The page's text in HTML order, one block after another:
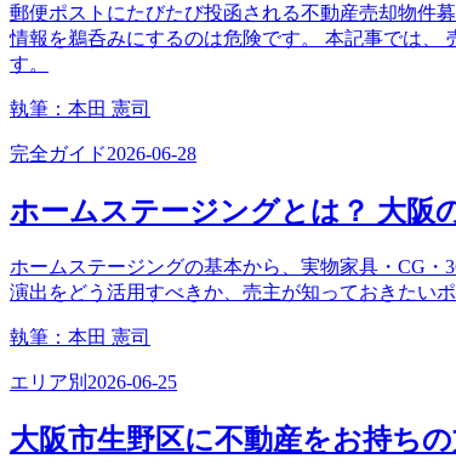
郵便ポストにたびたび投函される不動産売却物件
情報を鵜呑みにするのは危険です。 本記事では、
す。
執筆： 本田 憲司
完全ガイド2026-06-28
ホームステージングとは？ 大阪
ホームステージングの基本から、実物家具・CG
演出をどう活用すべきか、売主が知っておきたい
執筆： 本田 憲司
エリア別 2026-06-25
大阪市生野区に不動産をお持ち